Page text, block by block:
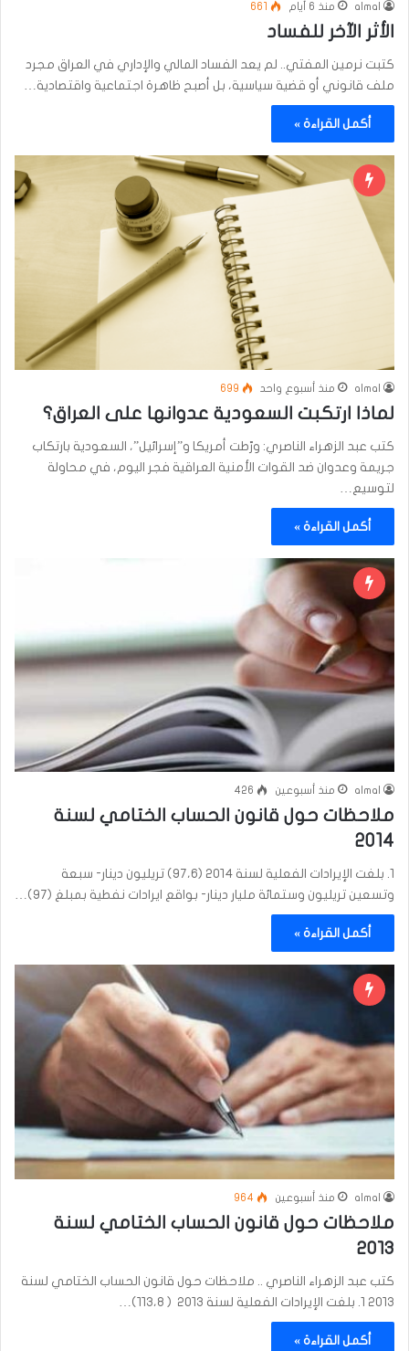
almal منذ 6 أيام 661
الأثر الآخر للفساد
كتبت نرمين المفتي.. لم يعد الفساد المالي والإداري في العراق مجرد
ملف قانوني أو قضية سياسية، بل أصبح ظاهرة اجتماعية واقتصادية…
أكمل القراءة »
almal منذ أسبوع واحد 699
لماذا ارتكبت السعودية عدوانها على العراق؟
كتب عبد الزهراء الناصري: ورّطت أمريكا و”إسرائيل”، السعودية بارتكاب
جريمة وعدوان ضد القوات الأمنية العراقية فجر اليوم، في محاولة
لتوسيع…
أكمل القراءة »
almal منذ أسبوعين 426
ملاحظات حول قانون الحساب الختامي لسنة
2014
1. بلغت الإيرادات الفعلية لسنة ٢٠١٤ (٩٧،٦) تريليون دينار- سبعة
وتسعين تريليون وستمائة مليار دينار- بواقع ايرادات نفطية بمبلغ (٩٧)…
أكمل القراءة »
almal منذ أسبوعين 964
ملاحظات حول قانون الحساب الختامي لسنة
٢٠١٣
كتب عبد الزهراء الناصري .. ملاحظات حول قانون الحساب الختامي لسنة
٢٠١٣ 1. بلغت الإيرادات الفعلية لسنة ٢٠١٣ ( ١١٣،٨)…
أكمل القراءة »